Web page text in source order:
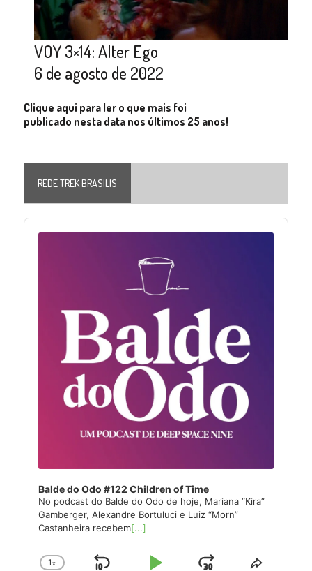
VOY 3×14: Alter Ego
6 de agosto de 2022
Clique aqui para ler o que mais foi
publicado nesta data nos últimos 25 anos!
REDE TREK BRASILIS
Audio
Player
Balde do Odo #122 Children of Time
No podcast do Balde do Odo de hoje, Mariana “Kira”
Gamberger, Alexandre Bortuluci e Luiz “Morn”
Castanheira recebem[...]
1x